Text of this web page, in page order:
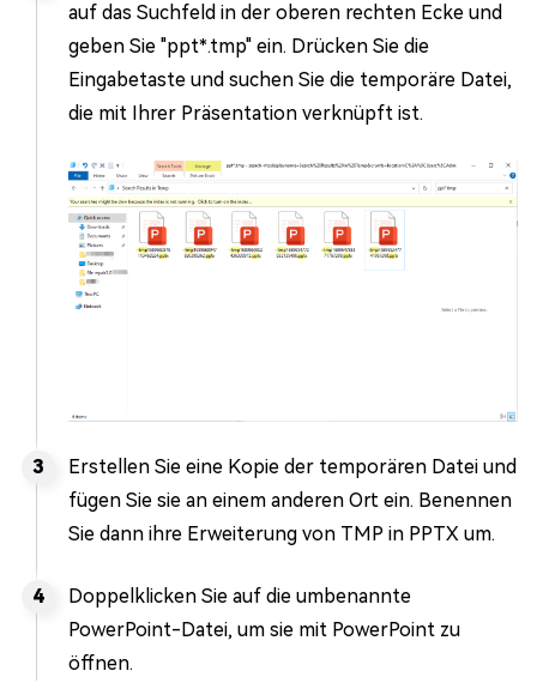
auf das Suchfeld in der oberen rechten Ecke und
geben Sie "ppt*.tmp" ein. Drücken Sie die
Eingabetaste und suchen Sie die temporäre Datei,
die mit Ihrer Präsentation verknüpft ist.
Erstellen Sie eine Kopie der temporären Datei und
fügen Sie sie an einem anderen Ort ein. Benennen
Sie dann ihre Erweiterung von TMP in PPTX um.
Doppelklicken Sie auf die umbenannte
PowerPoint-Datei, um sie mit PowerPoint zu
öffnen.